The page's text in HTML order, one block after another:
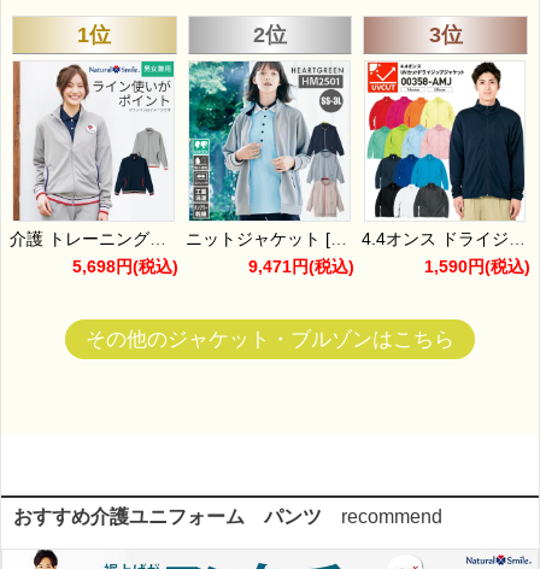
1位
介護 トレーニングジャケット[ボンマックス/TJ0800U]吸汗速乾/男女兼用
5,698円(税込)
2位
ニットジャケット [カーシー/HM-2501] SS-3L
9,471円(税込)
3位
4.4オンス ドライジップジャケット 男女兼用 [トムス/000358-AMJ]（SS-L）
1,590円(税込)
その他のジャケット・ブルゾンはこちら
おすすめ介護ユニフォーム パンツ recommend